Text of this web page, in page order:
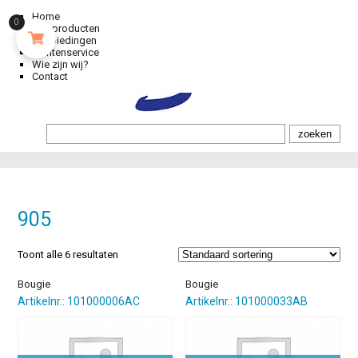
Home
Alle producten
Aanbiedingen
Klantenservice
Wie zijn wij?
Contact
905
Toont alle 6 resultaten
Bougie
Artikelnr.: 101000006AC
Bougie
Artikelnr.: 101000033AB
0